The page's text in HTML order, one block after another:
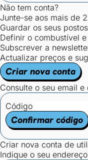
Não tem conta?
Junte-se aos mais de
Guardar os seus
Definir o combustível
Subscrever a
Actualizar preços e
Criar nova conta
Consulte o seu email
Código
Confirmar código
Criar nova conta de
Indique o seu